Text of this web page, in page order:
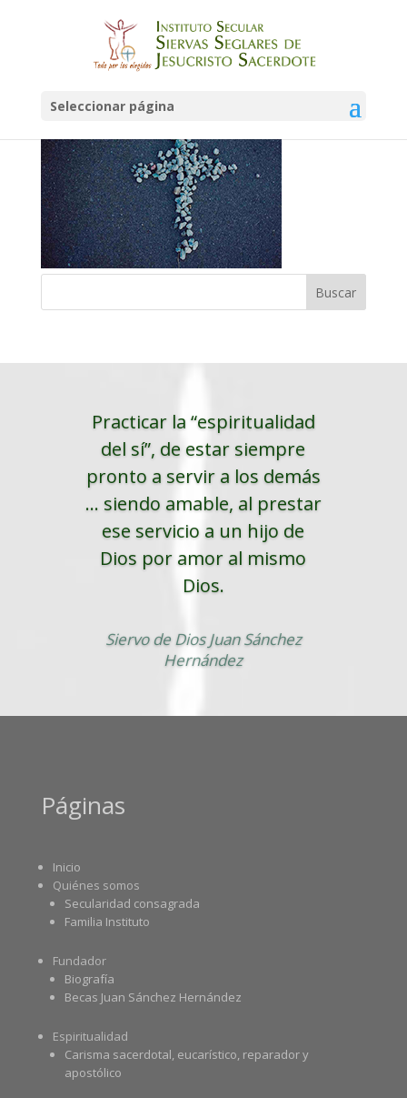
Seleccionar página
cuaresma b
Practicar la “espiritualidad
del sí”, de estar siempre
pronto a servir a los demás
... siendo amable, al prestar
ese servicio a un hijo de
Dios por amor al mismo
Dios.
Siervo de Dios Juan Sánchez
Hernández
Páginas
Inicio
Quiénes somos
Secularidad consagrada
Familia Instituto
Fundador
Biografía
Becas Juan Sánchez Hernández
Espiritualidad
Carisma sacerdotal, eucarístico, reparador y
apostólico